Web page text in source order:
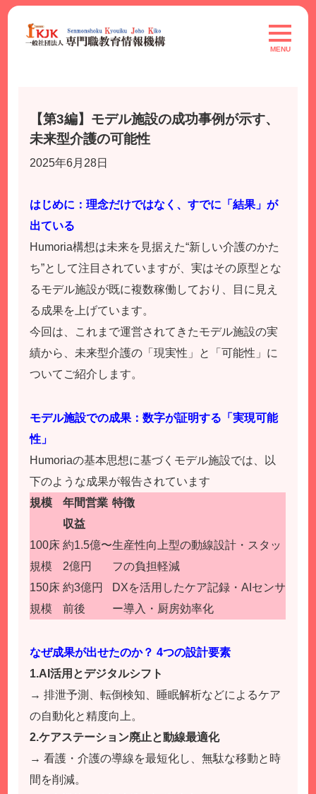
Skip
content
toggle
MENU
【第3編】モデル施設の成功事例が示す、
未来型介護の可能性
2025年6月28日
はじめに：理念だけではなく、すでに「結果」が
出ている
Humoria構想は未来を見据えた“新しい介護のかた
ち”として注目されていますが、実はその原型とな
るモデル施設が既に複数稼働しており、目に見え
る成果を上げています。
今回は、これまで運営されてきたモデル施設の実
績から、未来型介護の「現実性」と「可能性」に
ついてご紹介します。
モデル施設での成果：数字が証明する「実現可能
性」
Humoriaの基本思想に基づくモデル施設では、以
下のような成果が報告されています
規模
年間営業
収益
特徴
100床
規模
約1.5億〜
2億円
生産性向上型の動線設計・スタッ
フの負担軽減
150床
規模
約3億円
前後
DXを活用したケア記録・AIセンサ
ー導入・厨房効率化
なぜ成果が出せたのか？ 4つの設計要素
1.AI活用とデジタルシフト
→ 排泄予測、転倒検知、睡眠解析などによるケア
の自動化と精度向上。
2.ケアステーション廃止と動線最適化
→ 看護・介護の導線を最短化し、無駄な移動と時
間を削減。